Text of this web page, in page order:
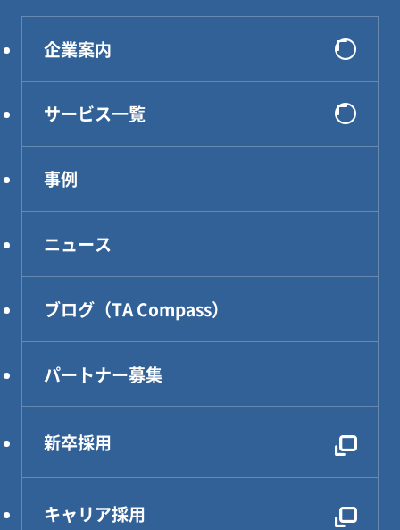
企業案内
会社概要
選ばれる理由
企業理念
サービス一覧
システム開発
インフラ構築
DXソリューション
CAE解析・試験・評価
事例
ニュース
ブログ（TA Compass）
パートナー募集
新卒採用
キャリア採用